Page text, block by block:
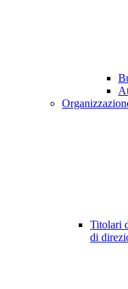
Titolari
di